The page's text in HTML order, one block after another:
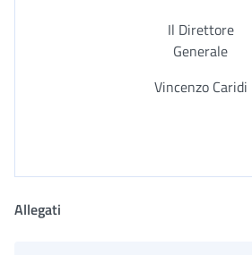
Il Direttore
Generale
Vincenzo Caridi
Allegati